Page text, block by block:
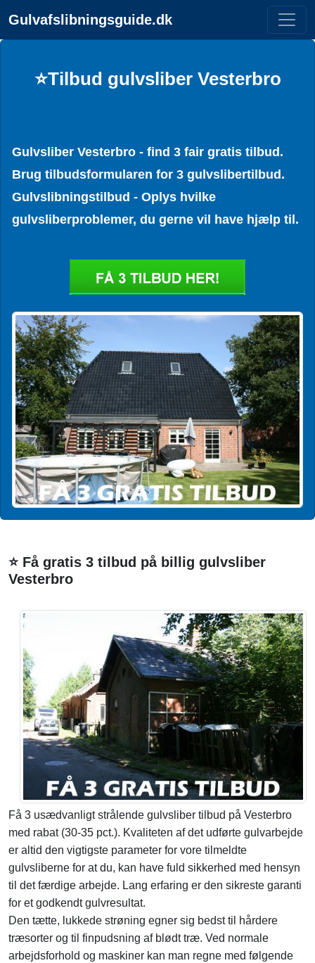
Gulvafslibningsguide.dk
⭐Tilbud gulvsliber Vesterbro
Gulvsliber Vesterbro - find 3 fair gratis tilbud.
Brug tilbudsformularen for 3 gulvslibertilbud.
Gulvslibningstilbud - Oplys hvilke
gulvsliberproblemer, du gerne vil have hjælp til.
⭐ Få gratis 3 tilbud på billig gulvsliber
Vesterbro
Få 3 usædvanligt strålende gulvsliber tilbud på Vesterbro
med rabat (30-35 pct.). Kvaliteten af det udførte gulvarbejde
er altid den vigtigste parameter for vore tilmeldte
gulvsliberne for at du, kan have fuld sikkerhed med hensyn
til det færdige arbejde. Lang erfaring er den sikreste garanti
for et godkendt gulvresultat.
Den tætte, lukkede strøning egner sig bedst til hårdere
træsorter og til finpudsning af blødt træ. Ved normale
arbejdsforhold og maskiner kan man regne med følgende